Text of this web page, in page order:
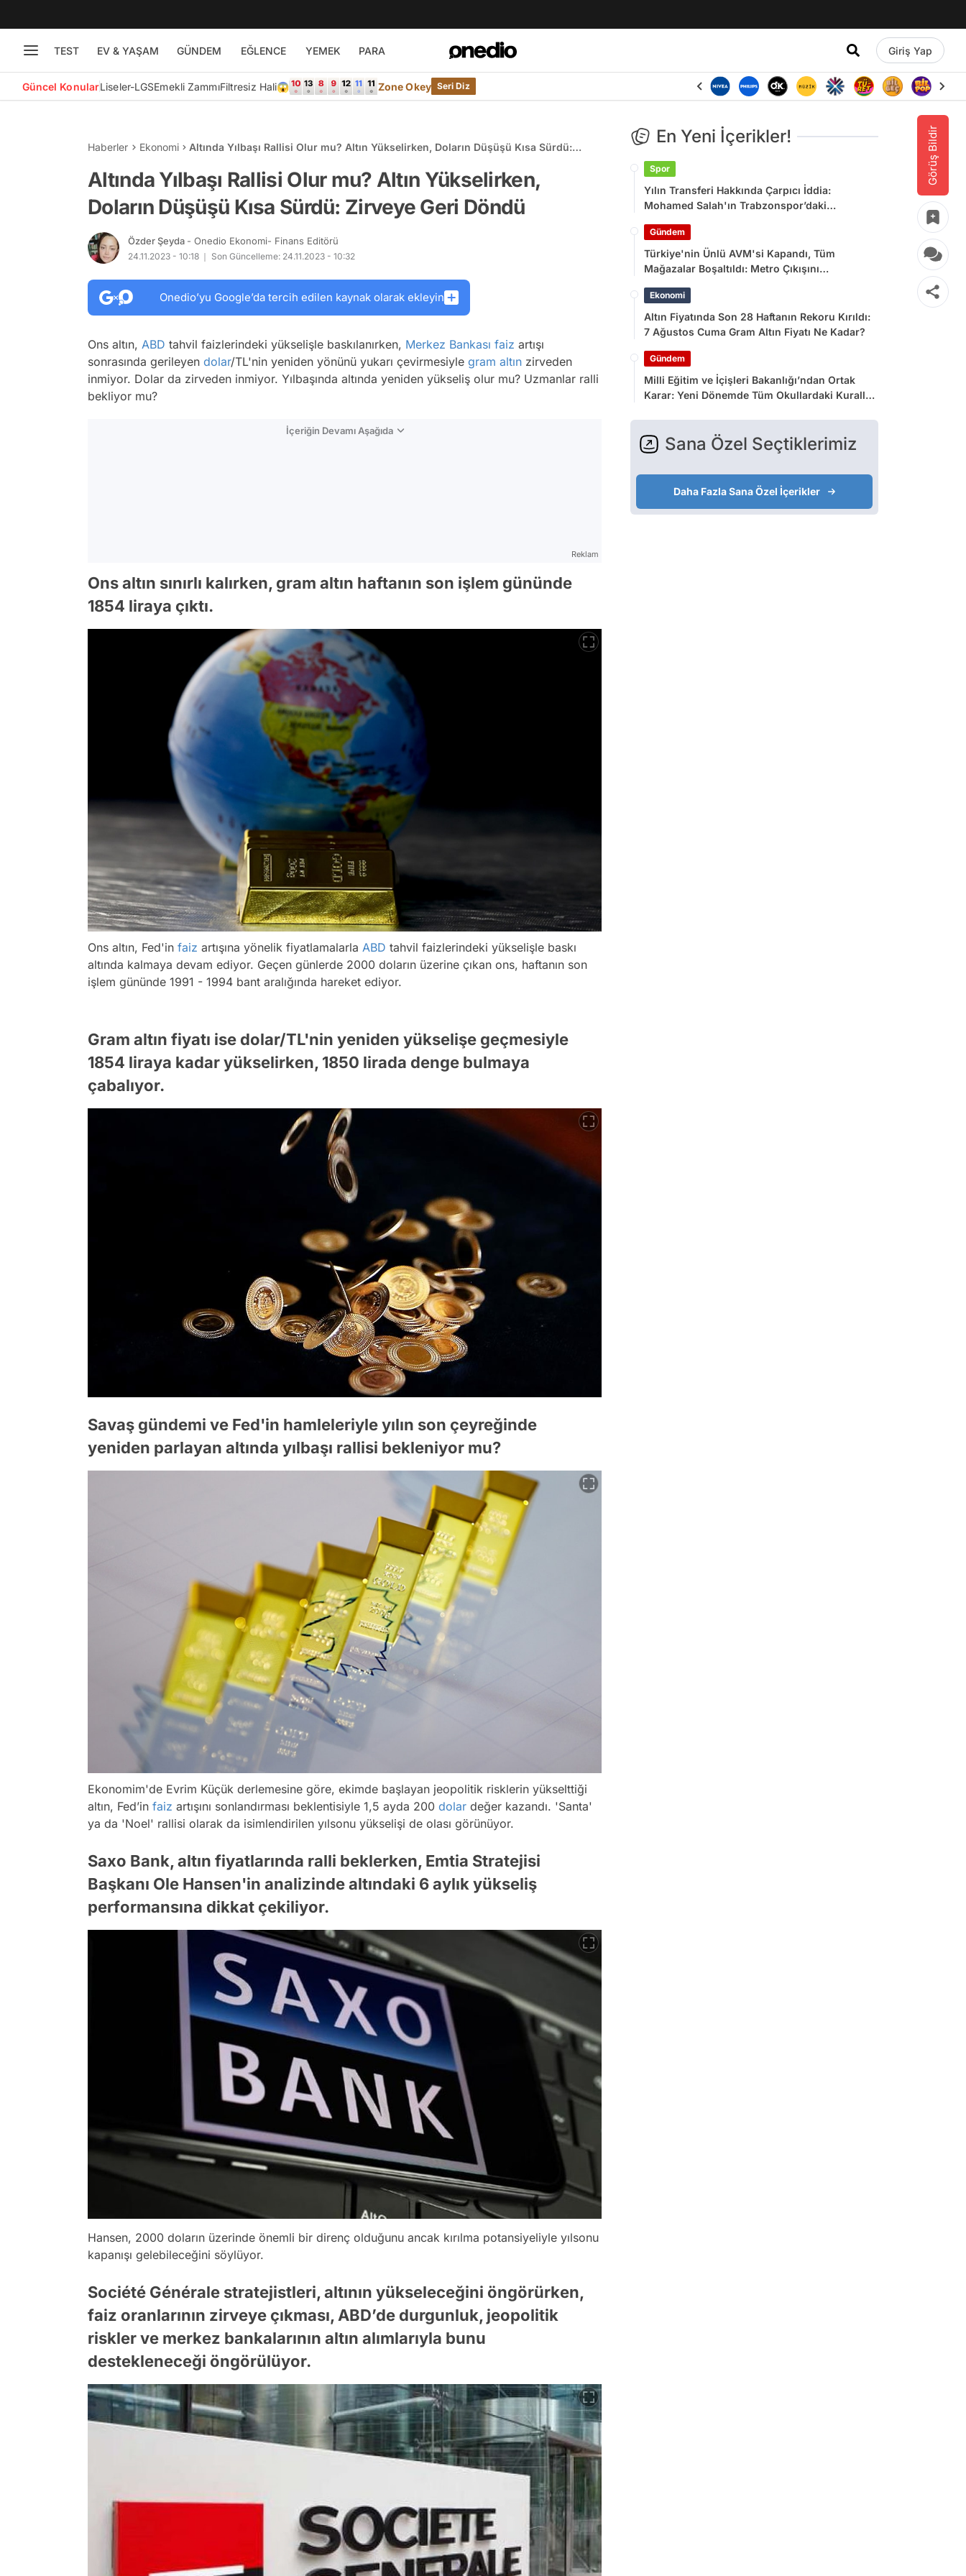
TEST EV & YAŞAM GÜNDEM EĞLENCE YEMEK PARA Giriş Yap
Güncel KonularLiseler-LGSEmekli ZammıFiltresiz Hali😱 Zone Okey Seri Diz
Görüş Bildir
Haberler Ekonomi
Altında Yılbaşı Rallisi Olur mu? Altın Yükselirken, Doların Düşüşü Kısa Sürdü:
Altında Yılbaşı Rallisi Olur mu? Altın Yükselirken,
Doların Düşüşü Kısa Sürdü: Zirveye Geri Döndü
Özder Şeyda - Onedio Ekonomi- Finans Editörü
24.11.2023 - 10:18 Son Güncelleme: 24.11.2023 - 10:32
Onedio’yu Google’da tercih edilen kaynak olarak ekleyin
Ons altın, ABD tahvil faizlerindeki yükselişle baskılanırken, Merkez Bankası faiz artışı
sonrasında gerileyen dolar/TL'nin yeniden yönünü yukarı çevirmesiyle gram altın zirveden
inmiyor. Dolar da zirveden inmiyor. Yılbaşında altında yeniden yükseliş olur mu? Uzmanlar ralli
bekliyor mu?
İçeriğin Devamı Aşağıda
Reklam
Ons altın sınırlı kalırken, gram altın haftanın son işlem gününde
1854 liraya çıktı.
Ons altın, Fed'in faiz artışına yönelik fiyatlamalarla ABD tahvil faizlerindeki yükselişle baskı
altında kalmaya devam ediyor. Geçen günlerde 2000 doların üzerine çıkan ons, haftanın son
işlem gününde 1991 - 1994 bant aralığında hareket ediyor.
Gram altın fiyatı ise dolar/TL'nin yeniden yükselişe geçmesiyle
1854 liraya kadar yükselirken, 1850 lirada denge bulmaya
çabalıyor.
Savaş gündemi ve Fed'in hamleleriyle yılın son çeyreğinde
yeniden parlayan altında yılbaşı rallisi bekleniyor mu?
Ekonomim'de Evrim Küçük derlemesine göre, ekimde başlayan jeopolitik risklerin yükselttiği
altın, Fed’in faiz artışını sonlandırması beklentisiyle 1,5 ayda 200 dolar değer kazandı. 'Santa'
ya da 'Noel' rallisi olarak da isimlendirilen yılsonu yükselişi de olası görünüyor.
Saxo Bank, altın fiyatlarında ralli beklerken, Emtia Stratejisi
Başkanı Ole Hansen'in analizinde altındaki 6 aylık yükseliş
performansına dikkat çekiliyor.
Hansen, 2000 doların üzerinde önemli bir direnç olduğunu ancak kırılma potansiyeliyle yılsonu
kapanışı gelebileceğini söylüyor.
Société Générale stratejistleri, altının yükseleceğini öngörürken,
faiz oranlarının zirveye çıkması, ABD’de durgunluk, jeopolitik
riskler ve merkez bankalarının altın alımlarıyla bunu
destekleneceği öngörülüyor.
En Yeni İçerikler!
Spor
Yılın Transferi Hakkında Çarpıcı İddia:
Mohamed Salah'ın Trabzonspor’daki
Gündem
Türkiye'nin Ünlü AVM'si Kapandı, Tüm
Mağazalar Boşaltıldı: Metro Çıkışını
Ekonomi
Altın Fiyatında Son 28 Haftanın Rekoru Kırıldı:
7 Ağustos Cuma Gram Altın Fiyatı Ne Kadar?
Gündem
Milli Eğitim ve İçişleri Bakanlığı’ndan Ortak
Karar: Yeni Dönemde Tüm Okullardaki Kurallar
Sana Özel Seçtiklerimiz
Daha Fazla Sana Özel İçerikler